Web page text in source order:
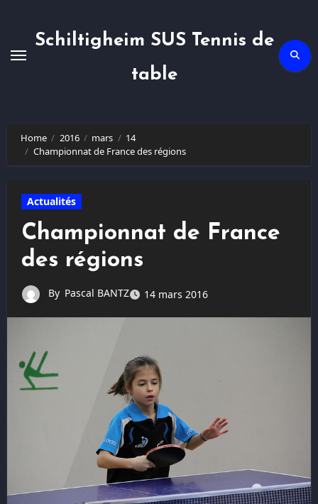
Schiltigheim SUS Tennis de
table
Home 2016 mars
14
Championnat de France des régions
Actualités
Championnat de France
des régions
By Pascal BANTZ 14 mars 2016